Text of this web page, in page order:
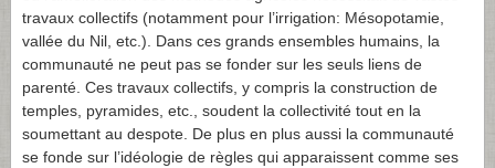
travaux collectifs (notamment pour l’irrigation: Mésopotamie,
vallée du Nil, etc.). Dans ces grands ensembles humains, la
communauté ne peut pas se fonder sur les seuls liens de
parenté. Ces travaux collectifs, y compris la construction de
temples, pyramides, etc., soudent la collectivité tout en la
soumettant au despote. De plus en plus aussi la communauté
se fonde sur l’idéologie de règles qui apparaissent comme ses